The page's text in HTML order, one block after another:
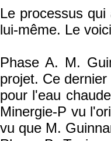
Le processus
lui-même. Le voici
Phase A. M.
projet. Ce
pour l'eau
Minergie-P vu
vu que M.